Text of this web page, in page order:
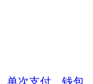
单次支付、钱包